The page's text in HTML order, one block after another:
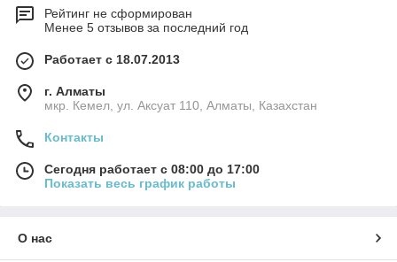
Рейтинг не сформирован
Менее 5 отзывов за последний год
Работает с 18.07.2013
г. Алматы
мкр. Кемел, ул. Аксуат 110, Алматы, Казахстан
Контакты
Сегодня работает с 08:00 до 17:00
Показать весь график работы
О нас